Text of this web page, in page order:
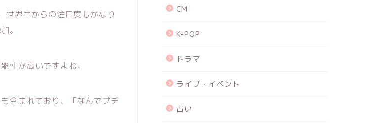
世界中からの注目度もかなり
。
性が高いですよね。
含まれており、「なんでプデ
CM
K-POP
ドラマ
ライブ・イベント
占い